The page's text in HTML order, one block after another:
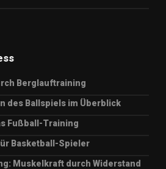
Berglauftraining
des Ballspiels im Überblick
Fußball-Training
Basketball-Spieler
Muskelkraft durch Widerstand